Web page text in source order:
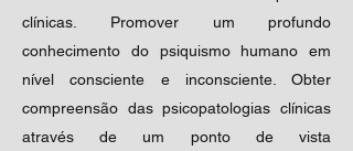
clínicas. Promover um profundo
conhecimento do psiquismo humano em
nível consciente e inconsciente. Obter
compreensão das psicopatologias clínicas
através de um ponto de vista